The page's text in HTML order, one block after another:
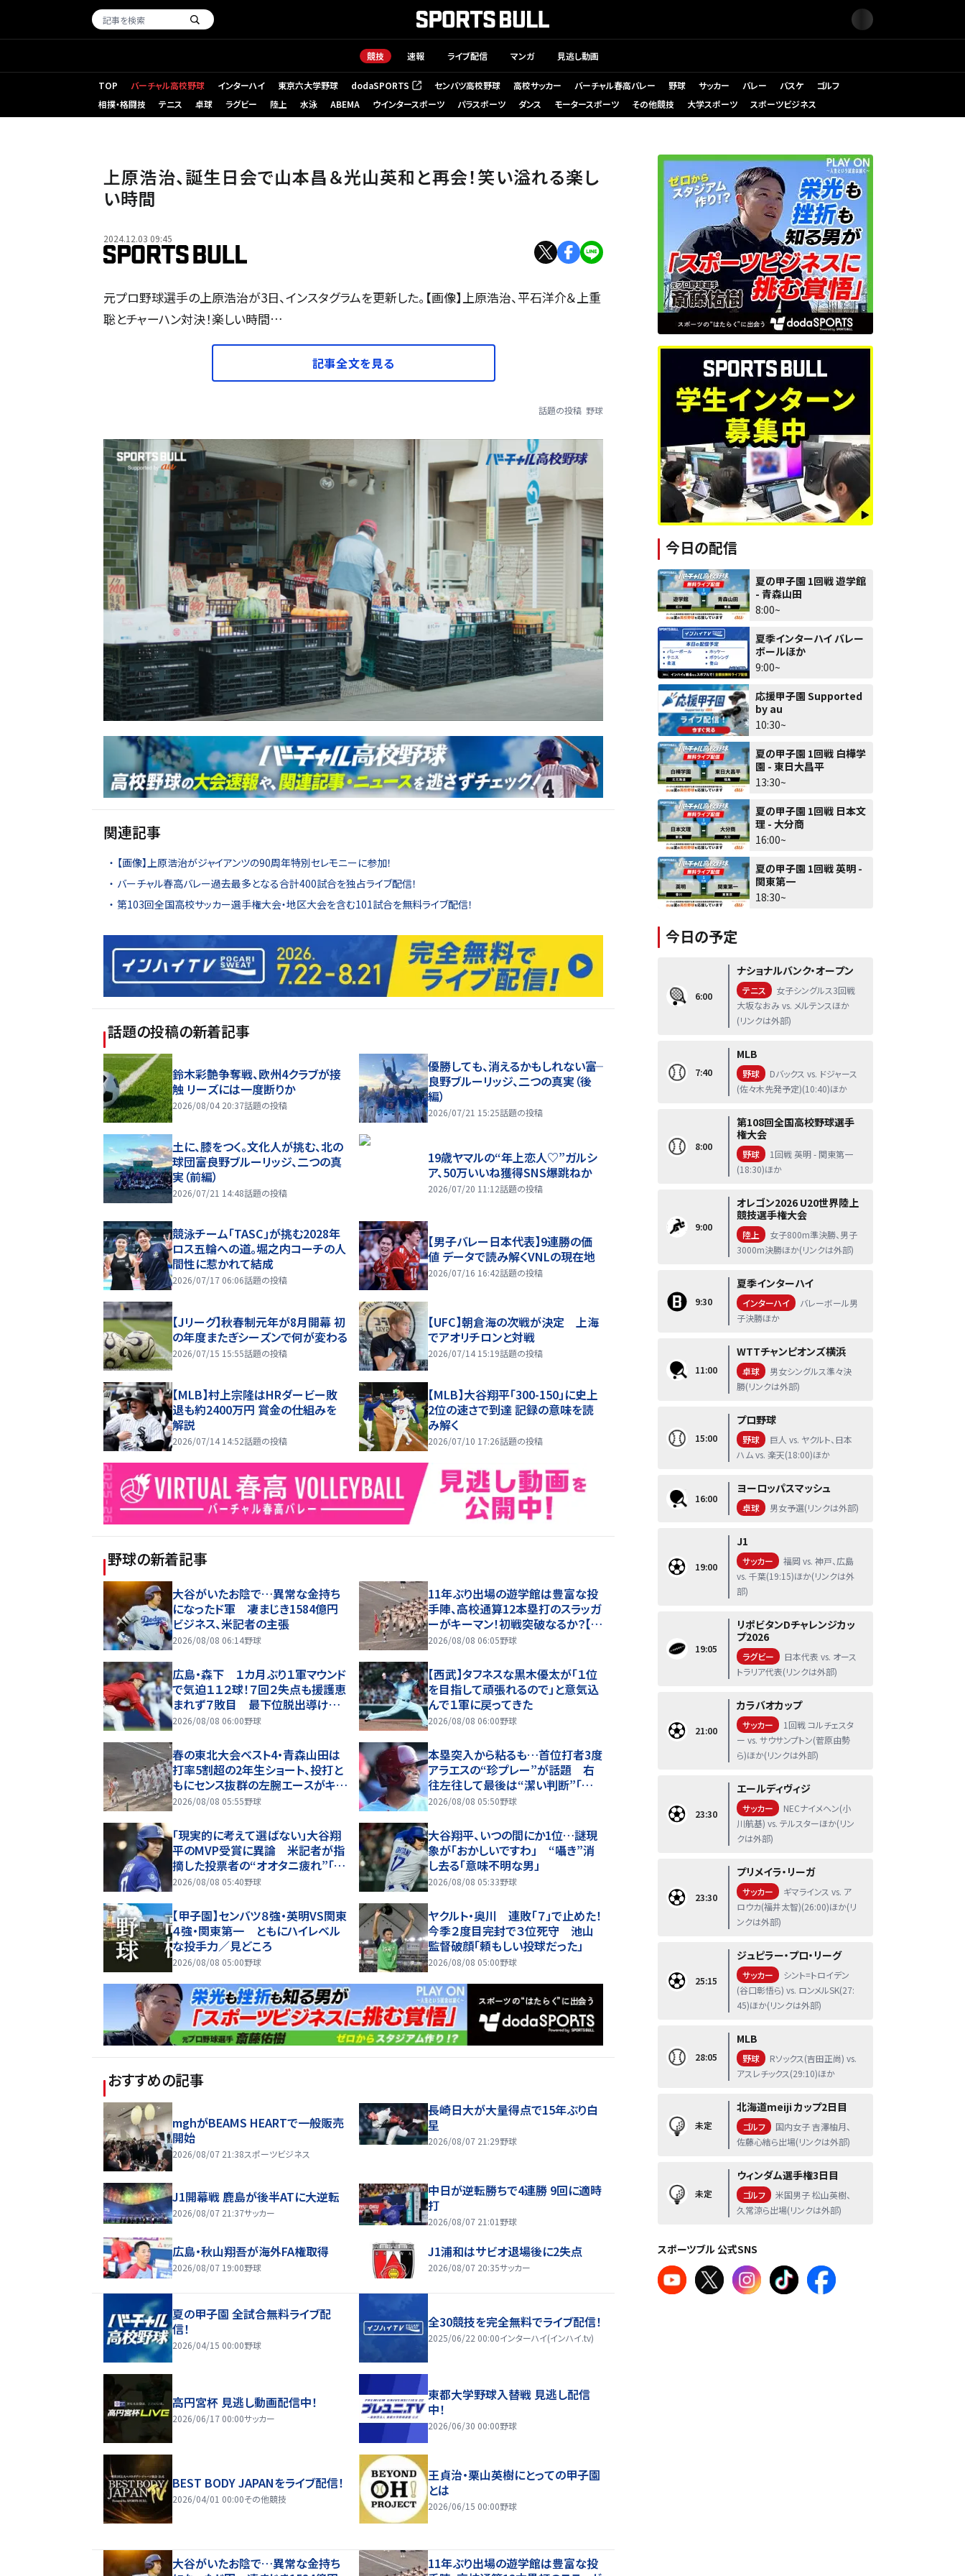
競技 速報 ライブ配信 マンガ 見逃し動画
TOP バーチャル高校野球 インターハイ 東京六大学野球 dodaSPORTS
（新しいタブで開く） センバツ高校野球 高校サッカー バーチャル春高バレー 野球 サッカー バレー バスケ
ゴルフ
相撲・格闘技
テニス 卓球 ラグビー 陸上 水泳 ABEMA ウインタースポーツ パラスポーツ ダンス モータースポーツ その他競技 大学スポーツ スポーツビジネス
上原浩治、誕生日会で山本昌＆光山英和と再会！笑い溢れる楽し
い時間
2024.12.03 09:45
元プロ野球選手の上原浩治が3日、インスタグラムを更新した。【画像】上原浩治、平石洋介＆上重
聡とチャーハン対決！楽しい時間…
記事全文を見る
話題の投稿 野球
関連記事
【画像】上原浩治がジャイアンツの90周年特別セレモニーに参加！
バーチャル春高バレー過去最多となる合計400試合を独占ライブ配信！
第103回全国高校サッカー選手権大会・地区大会を含む101試合を無料ライブ配信！
話題の投稿の新着記事
鈴木彩艶争奪戦、欧州4クラブが接
触 リーズには一度断りか
2026/08/04 20:37話題の投稿
優勝しても、消えるかもしれない――富
良野ブルーリッジ、二つの真実（後
編）
2026/07/21 15:25話題の投稿
土に、膝をつく。文化人が挑む、北の
球団――富良野ブルーリッジ、二つの真
実（前編）
2026/07/21 14:48話題の投稿
19歳ヤマルの“年上恋人♡”ガルシ
ア、50万いいね獲得SNS爆跳ねか
2026/07/20 11:12話題の投稿
競泳チーム「TASC」が挑む2028年
ロス五輪への道。堀之内コーチの人
間性に惹かれて結成
2026/07/17 06:06話題の投稿
【男子バレー日本代表】9連勝の価
値 データで読み解くVNLの現在地
2026/07/16 16:42話題の投稿
【Jリーグ】秋春制元年が8月開幕 初
の年度またぎシーズンで何が変わる
2026/07/15 15:55話題の投稿
【UFC】朝倉海の次戦が決定 上海
でアオリチロンと対戦
2026/07/14 15:19話題の投稿
【MLB】村上宗隆はHRダービー敗
退も約2400万円 賞金の仕組みを
解説
2026/07/14 14:52話題の投稿
【MLB】大谷翔平「300-150」に史上
2位の速さで到達 記録の意味を読
み解く
2026/07/10 17:26話題の投稿
野球の新着記事
大谷がいたお陰で…異常な金持ち
になったド軍 凄まじき1584億円
ビジネス、米記者の主張
2026/08/08 06:14野球
11年ぶり出場の遊学館は豊富な投
手陣、高校通算12本塁打のスラッガ
ーがキーマン！初戦突破なるか？【夏
の甲子園・ベンチ入り選手紹介】
2026/08/08 06:05野球
広島・森下 １カ月ぶり１軍マウンド
で気迫１１２球！７回２失点も援護恵
まれず７敗目 最下位脱出導けず
「チーム勝たせたかった」
2026/08/08 06:00野球
【西武】タフネスな黒木優太が「１位
を目指して頑張れるので」と意気込
んで１軍に戻ってきた
2026/08/08 06:00野球
春の東北大会ベスト4・青森山田は
打率5割超の2年生ショート、投打と
もにセンス抜群の左腕エースがキー
マン【26年夏甲子園・ベンチ入り選
2026/08/08 05:55野球
本塁突入から粘るも…首位打者3度
アラエスの“珍プレー”が話題 右
往左往して最後は“潔い判断”「彼
はニンジャになれなかった」「面白す
2026/08/08 05:50野球
「現実的に考えて選ばない」大谷翔
平のMVP受賞に異論 米記者が指
摘した投票者の“オオタニ疲れ”「投
票する人間たちの飽きは本当にあ
2026/08/08 05:40野球
大谷翔平、いつの間にか1位…謎現
象が「おかしいですわ」 “囁き”消
し去る「意味不明な男」
2026/08/08 05:33野球
【甲子園】センバツ８強・英明VS関東
４強・関東第一 ともにハイレベル
な投手力／見どころ
2026/08/08 05:00野球
ヤクルト・奥川 連敗「７」で止めた！
今季２度目完封で３位死守 池山
監督破顔「頼もしい投球だった」
2026/08/08 05:00野球
おすすめの記事
mghがBEAMS HEARTで一般販売
開始
2026/08/07 21:38スポーツビジネス
長崎日大が大量得点で15年ぶり白
星
2026/08/07 21:29野球
J1開幕戦 鹿島が後半ATに大逆転
2026/08/07 21:37サッカー
中日が逆転勝ちで4連勝 9回に適時
打
2026/08/07 21:01 野球
広島・秋山翔吾が海外FA権取得
2026/08/07 19:00野球
J1浦和はサビオ退場後に2失点
2026/08/07 20:35サッカー
夏の甲子園 全試合無料ライブ配
信！
2026/04/15 00:00野球
全30競技を完全無料でライブ配信！
2025/06/22 00:00インターハイ(インハイ.tv)
高円宮杯 見逃し動画配信中！
2026/06/17 00:00サッカー
東都大学野球入替戦 見逃し配信
中！
2026/06/30 00:00野球
BEST BODY JAPANをライブ配信！
2026/04/01 00:00その他競技
王貞治・栗山英樹にとっての甲子園
とは
2026/06/15 00:00野球
大谷がいたお陰で…異常な金持ち
11年ぶり出場の遊学館は豊富な投
今日の配信
夏の甲子園 1回戦 遊学館
- 青森山田
8:00~
夏季インターハイ バレー
ボールほか
9:00~
応援甲子園 Supported
by au
10:30~
夏の甲子園 1回戦 白樺学
園 - 東日大昌平
13:30~
夏の甲子園 1回戦 日本文
理 - 大分商
16:00~
夏の甲子園 1回戦 英明 -
関東第一
18:30~
今日の予定
6:00
ナショナルバンク・オープン
テニス
女子シングルス3回戦
大坂なおみ vs. メルテンスほか
(リンクは外部)
7:40
MLB
野球
Dバックス vs. ドジャース
(佐々木先発予定)(10:40)ほか
8:00
第108回全国高校野球選手
権大会
野球
1回戦 英明 - 関東第一
(18:30)ほか
9:00
オレゴン2026 U20世界陸上
競技選手権大会
陸上
女子800m準決勝、男子
3000m決勝ほか(リンクは外部)
9:30
夏季インターハイ
インターハイ
バレーボール男
子決勝ほか
11:00
WTTチャンピオンズ横浜
卓球
男女シングルス準々決
勝(リンクは外部)
15:00
プロ野球
野球
巨人 vs. ヤクルト、日本
ハム vs. 楽天(18:00)ほか
16:00
ヨーロッパスマッシュ
卓球 男女予選(リンクは外部)
19:00
J1
サッカー
福岡 vs. 神戸、広島
vs. 千葉(19:15)ほか(リンクは外
部)
19:05
リポビタンDチャレンジカッ
プ2026
ラグビー
日本代表 vs. オース
トラリア代表(リンクは外部)
21:00
カラバオカップ
サッカー
1回戦 コルチェスタ
ー vs. サウサンプトン(菅原由勢
ら)ほか(リンクは外部)
23:30
エールディヴィジ
サッカー
NECナイメヘン(小
川航基) vs. テルスターほか(リン
クは外部)
23:30
プリメイラ・リーガ
サッカー
ギマラインス vs. ア
ロウカ(福井太智)(26:00)ほか(リ
ンクは外部)
25:15
ジュピラー・プロ・リーグ
サッカー
シント=トロイデン
(谷口彰悟ら) vs. ロンメルSK(27:
45)ほか(リンクは外部)
28:05
MLB
野球
Rソックス(吉田正尚) vs.
アスレチックス(29:10)ほか
未定
北海道meiji カップ2日目
ゴルフ
国内女子 吉澤柚月、
佐藤心結ら出場(リンクは外部)
未定
ウィンダム選手権3日目
ゴルフ
米国男子 松山英樹、
久常涼ら出場(リンクは外部)
スポーツブル 公式SNS